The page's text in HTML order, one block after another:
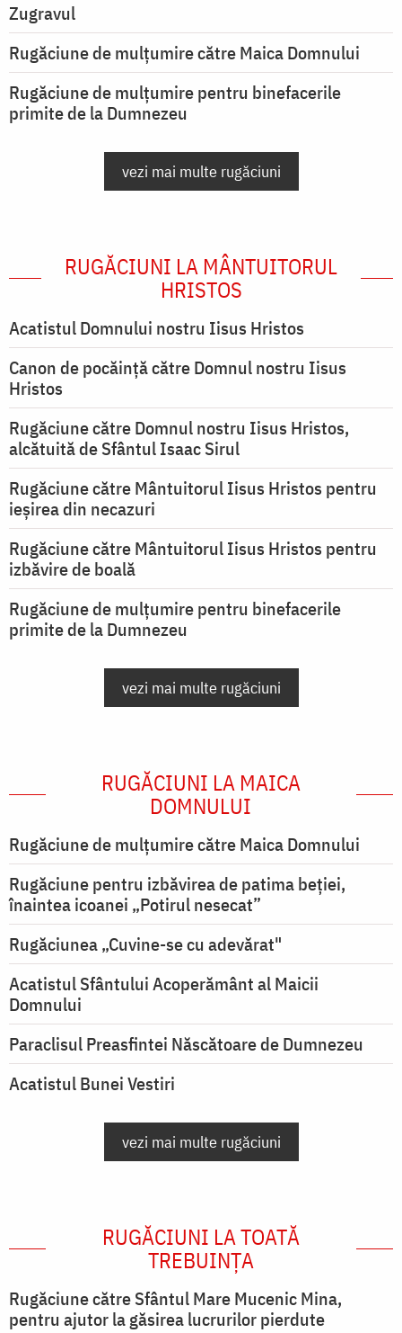
Zugravul
Rugăciune de mulţumire către Maica Domnului
Rugăciune de mulțumire pentru binefacerile
primite de la Dumnezeu
vezi mai multe rugăciuni
RUGĂCIUNI LA MÂNTUITORUL
HRISTOS
Acatistul Domnului nostru Iisus Hristos
Canon de pocăință către Domnul nostru Iisus
Hristos
Rugăciune către Domnul nostru Iisus Hristos,
alcătuită de Sfântul Isaac Sirul
Rugăciune către Mântuitorul Iisus Hristos pentru
ieşirea din necazuri
Rugăciune către Mântuitorul Iisus Hristos pentru
izbăvire de boală
Rugăciune de mulțumire pentru binefacerile
primite de la Dumnezeu
vezi mai multe rugăciuni
RUGĂCIUNI LA MAICA
DOMNULUI
Rugăciune de mulţumire către Maica Domnului
Rugăciune pentru izbăvirea de patima beției,
înaintea icoanei „Potirul nesecat”
Rugăciunea „Cuvine-se cu adevărat"
Acatistul Sfântului Acoperământ al Maicii
Domnului
Paraclisul Preasfintei Născătoare de Dumnezeu
Acatistul Bunei Vestiri
vezi mai multe rugăciuni
RUGĂCIUNI LA TOATĂ
TREBUINȚA
Rugăciune către Sfântul Mare Mucenic Mina,
pentru ajutor la găsirea lucrurilor pierdute